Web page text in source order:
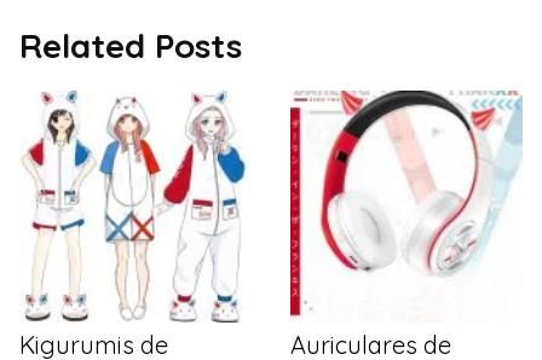
Related Posts
Kigurumis de
Auriculares de